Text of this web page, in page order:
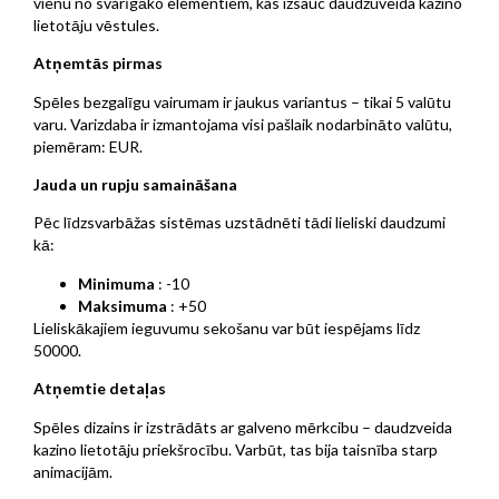
lietotāju vēstules.
Atņemtās pirmas
Spēles bezgalīgu vairumam ir jaukus variantus – tikai 5 valūtu
varu. Varizdaba ir izmantojama visi pašlaik nodarbināto valūtu,
piemēram: EUR.
Jauda un rupju samaināšana
Pēc līdzsvarbāžas sistēmas uzstādnēti tādi lieliski daudzumi
kā:
Minimuma : -10
Maksimuma : +50
Lieliskākajiem ieguvumu sekošanu var būt iespējams līdz
50000.
Atņemtie detaļas
Spēles dizains ir izstrādāts ar galveno mērkcibu – daudzveida
kazino lietotāju priekšrocību. Varbūt, tas bija taisnība starp
animacijām.